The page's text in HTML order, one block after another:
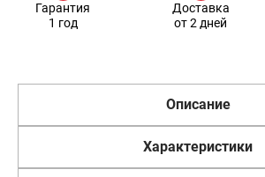
Гарантия
1 год
Доставка
от 2 дней
Описание
Характеристики